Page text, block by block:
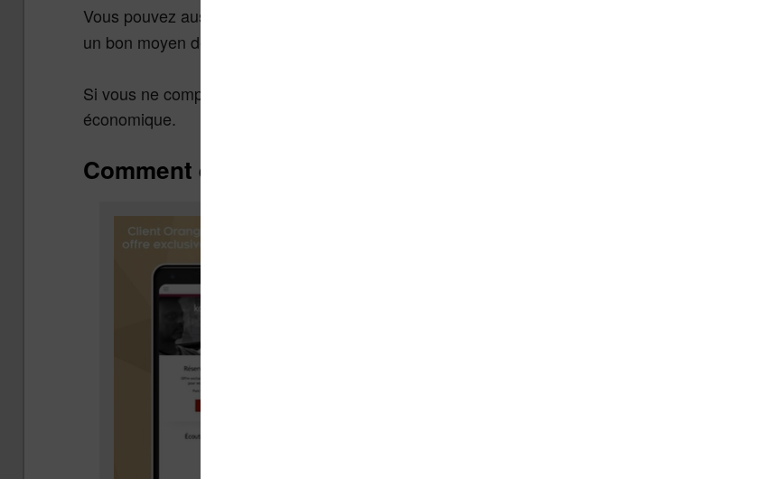
Vous pouvez aussi
un bon moyen de ne pas avoir à débourser chaque mois 9,99€.
Si vous ne comptez écouter qu’un ou deux livres par an, c’est sans doute la solution la plus
économique.
Comment écouter les livres audio Kobo By Fnac (et Orange) ?